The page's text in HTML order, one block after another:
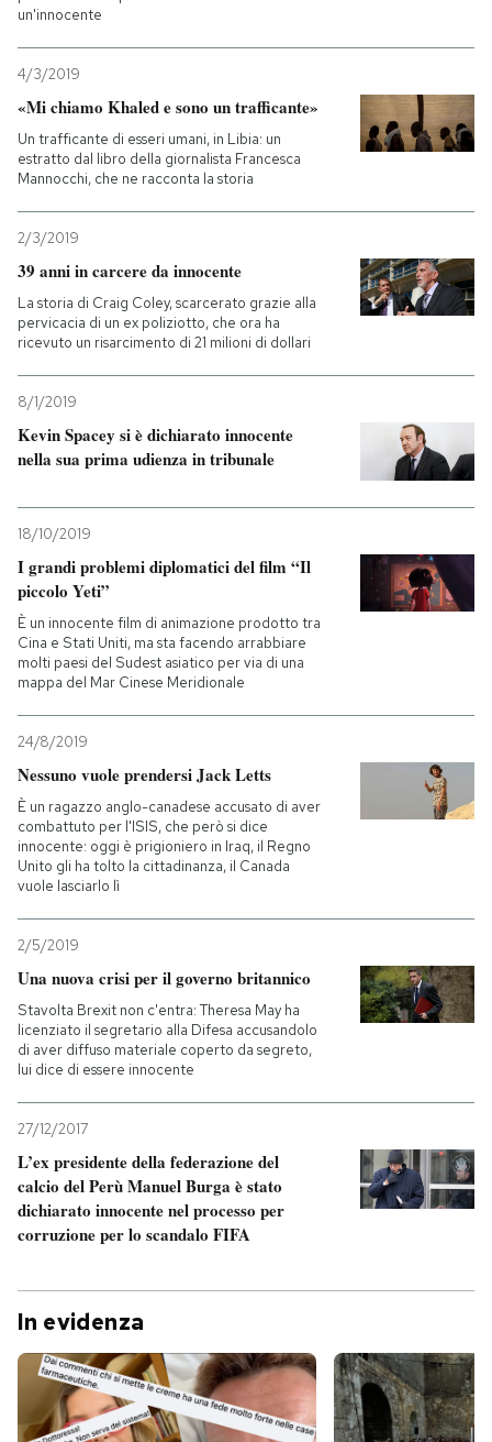
un'innocente
4/3/2019
«Mi chiamo Khaled e sono un trafficante»
Un trafficante di esseri umani, in Libia: un
estratto dal libro della giornalista Francesca
Mannocchi, che ne racconta la storia
2/3/2019
39 anni in carcere da innocente
La storia di Craig Coley, scarcerato grazie alla
pervicacia di un ex poliziotto, che ora ha
ricevuto un risarcimento di 21 milioni di dollari
8/1/2019
Kevin Spacey si è dichiarato innocente
nella sua prima udienza in tribunale
18/10/2019
I grandi problemi diplomatici del film “Il
piccolo Yeti”
È un innocente film di animazione prodotto tra
Cina e Stati Uniti, ma sta facendo arrabbiare
molti paesi del Sudest asiatico per via di una
mappa del Mar Cinese Meridionale
24/8/2019
Nessuno vuole prendersi Jack Letts
È un ragazzo anglo-canadese accusato di aver
combattuto per l'ISIS, che però si dice
innocente: oggi è prigioniero in Iraq, il Regno
Unito gli ha tolto la cittadinanza, il Canada
vuole lasciarlo lì
2/5/2019
Una nuova crisi per il governo britannico
Stavolta Brexit non c'entra: Theresa May ha
licenziato il segretario alla Difesa accusandolo
di aver diffuso materiale coperto da segreto,
lui dice di essere innocente
27/12/2017
L’ex presidente della federazione del
calcio del Perù Manuel Burga è stato
dichiarato innocente nel processo per
corruzione per lo scandalo FIFA
In evidenza